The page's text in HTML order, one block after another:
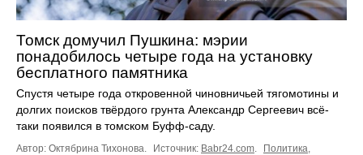
Томск домучил Пушкина: мэрии
понадобилось четыре года на установку
бесплатного памятника
Спустя четыре года откровенной чиновничьей тягомотины и
долгих поисков твёрдого грунта Александр Сергеевич всё-
таки появился в томском Буфф-саду.
Автор: Октябрина Тихонова. Источник: Babr24.com. Политика,